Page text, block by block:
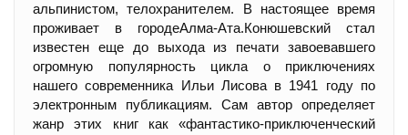
альпинистом, телохранителем. В настоящее время
проживает в городеАлма-Ата.Конюшевский стал
известен еще до выхода из печати завоевавшего
огромную популярность цикла о приключениях
нашего современника Ильи Лисова в 1941 году по
электронным публикациям. Сам автор определяет
жанр этих книг как «фантастико-приключенческий